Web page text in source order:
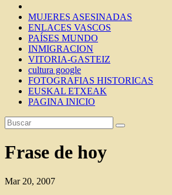
MUJERES ASESINADAS
ENLACES VASCOS
PAÍSES MUNDO
INMIGRACION
VITORIA-GASTEIZ
cultura google
FOTOGRAFIAS HISTORICAS
EUSKAL ETXEAK
PAGINA INICIO
Frase de hoy
Mar 20, 2007